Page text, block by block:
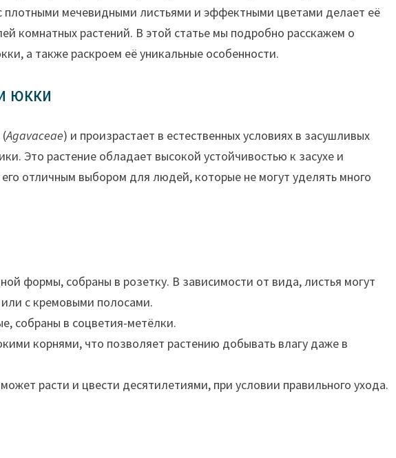
плотными мечевидными листьями и эффектными цветами делает её
комнатных растений. В этой статье мы подробно расскажем о
а также раскроем её уникальные особенности.
юкки
(Agavaceae) и произрастает в естественных условиях в засушливых
Это растение обладает высокой устойчивостью к засухе и
отличным выбором для людей, которые не могут уделять много
формы, собраны в розетку. В зависимости от вида, листья могут
с кремовыми полосами.
собраны в соцветия-метёлки.
корнями, что позволяет растению добывать влагу даже в
расти и цвести десятилетиями, при условии правильного ухода.